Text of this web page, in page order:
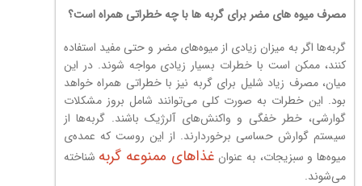
مصرف میوه های مضر برای گربه ها با چه خطراتی همراه است؟
گربه‌ها اگر به میزان زیادی از میوه‌های مضر و حتی مفید استفاده
کنند، ممکن است با خطرات بسیار زیادی مواجه شوند. در این
میان، مصرف زیاد شلیل برای گربه نیز با خطراتی همراه خواهد
بود. این خطرات به صورت کلی می‌توانند شامل بروز مشکلات
گوارشی، خطر خفگی و واکنش‌های آلرژیک باشند. گربه‌ها از
سیستم گوارش حساسی برخوردارند. از این روست که عمده‌ی
میوه‌ها و سبزیجات، به عنوان غذاهای ممنوعه گربه شناخته
می‌شوند.